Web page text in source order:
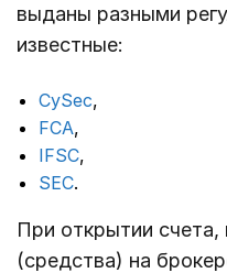
выданы разными
известные:
CySec,
FCA,
IFSC,
SEC.
При открытии счета,
(средства) на